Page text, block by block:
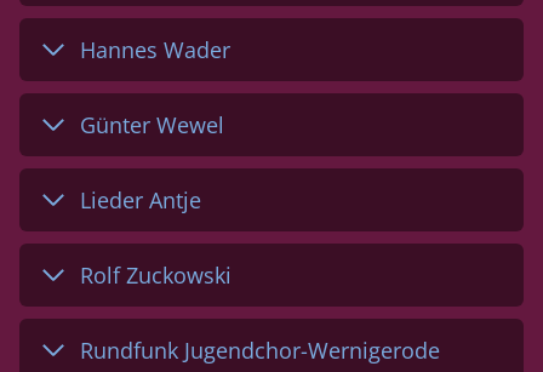
Hannes Wader
Günter Wewel
Lieder Antje
Rolf Zuckowski
Rundfunk Jugendchor-Wernigerode